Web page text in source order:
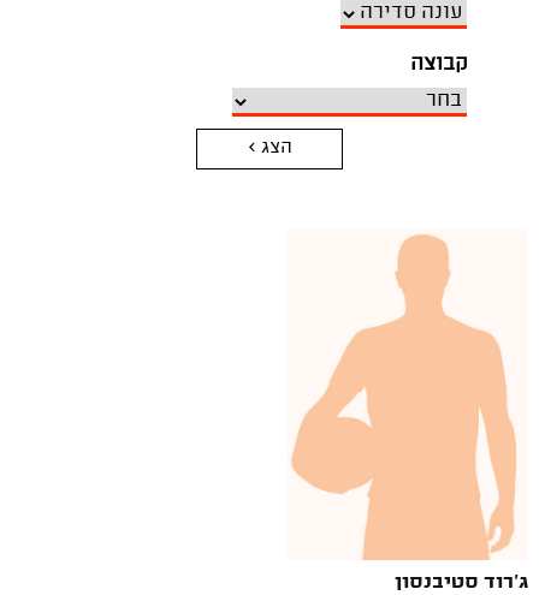
קבוצה
הצג >
ג'רוד סטיבנסון